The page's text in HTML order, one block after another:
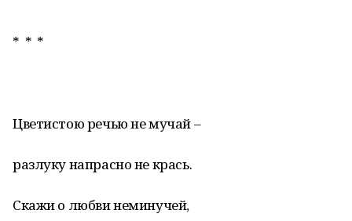
* * *
Цветистою речью не мучай –
разлуку напрасно не крась.
Скажи о любви неминучей,